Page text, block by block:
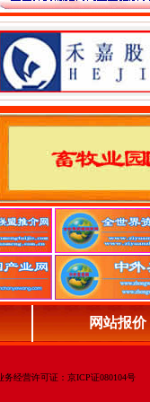
网站报价
经营许可证：京ICP证080104号